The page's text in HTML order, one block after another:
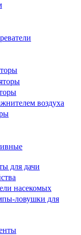
воздуха
для дачи
насекомых
ловушки для